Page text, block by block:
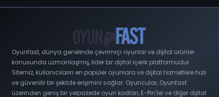
Oyunfast, dünya genelinde çevrimiçi oyunlar ve dijital ürünler
konusunda uzmanlaşmış, lider bir dijital içerik platformudur.
Sitemiz, kullanıcıların en popüler oyunlara ve dijital hizmetlere hızlı
ve güvenilir bir şekilde erişimini sağlar. Oyuncular, Oyunfast
üzerinden geniş bir yelpazede oyun kodları, E-Pin'ler ve diğer dijital